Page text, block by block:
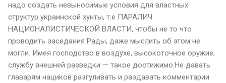
надо создать невыносимые условия для властных
структур украинской хунты, т.е ПАРАЛИЧ
НАЦИОНАЛИСТИЧЕСКОЙ ВЛАСТИ, чтобы не то что
проводить заседания Рады, даже мыслить об этом не
могли. Имея господство в воздухе, высокоточное оружие,
службу внешней разведки — такое достижимо.Не давать
главарям нациков разгуливать и раздавать комментарии